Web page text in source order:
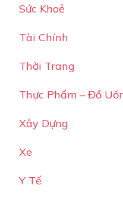
Sức Khoẻ
Tài Chính
Thời Trang
Thực Phẩm – Đồ
Xây Dựng
Xe
Y Tế